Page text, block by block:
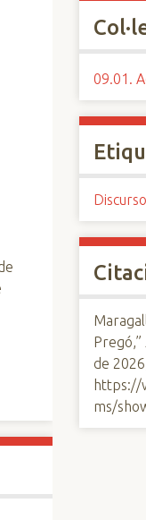
09.01.
Pregó,”
de
https://
ms/